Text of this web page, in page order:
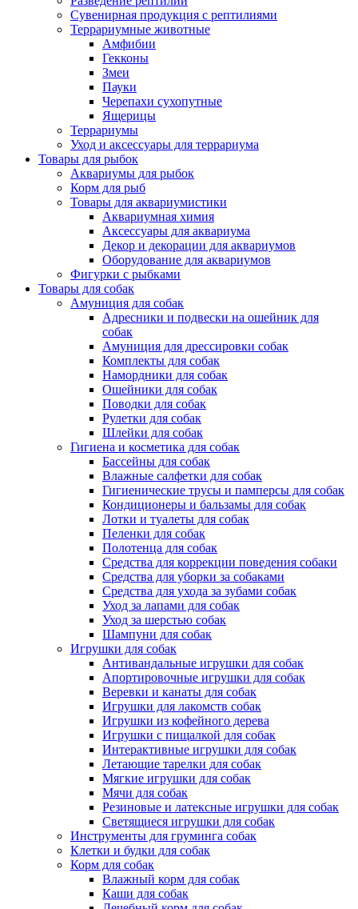
Сувенирная продукция с рептилиями
Террариумные животные
Амфибии
Гекконы
Змеи
Пауки
Черепахи сухопутные
Ящерицы
Террариумы
Уход и аксессуары для террариума
Товары для рыбок
Аквариумы для рыбок
Корм для рыб
Товары для аквариумистики
Аквариумная химия
Аксессуары для аквариума
Декор и декорации для аквариумов
Оборудование для аквариумов
Фигурки с рыбками
Товары для собак
Амуниция для собак
Адресники и подвески на ошейник для
собак
Амуниция для дрессировки собак
Комплекты для собак
Намордники для собак
Ошейники для собак
Поводки для собак
Рулетки для собак
Шлейки для собак
Гигиена и косметика для собак
Бассейны для собак
Влажные салфетки для собак
Гигиенические трусы и памперсы для собак
Кондиционеры и бальзамы для собак
Лотки и туалеты для собак
Пеленки для собак
Полотенца для собак
Средства для коррекции поведения собаки
Средства для уборки за собаками
Средства для ухода за зубами собак
Уход за лапами для собак
Уход за шерстью собак
Шампуни для собак
Игрушки для собак
Антивандальные игрушки для собак
Апортировочные игрушки для собак
Веревки и канаты для собак
Игрушки для лакомств собак
Игрушки из кофейного дерева
Игрушки с пищалкой для собак
Интерактивные игрушки для собак
Летающие тарелки для собак
Мягкие игрушки для собак
Мячи для собак
Резиновые и латексные игрушки для собак
Светящиеся игрушки для собак
Инструменты для груминга собак
Клетки и будки для собак
Корм для собак
Влажный корм для собак
Каши для собак